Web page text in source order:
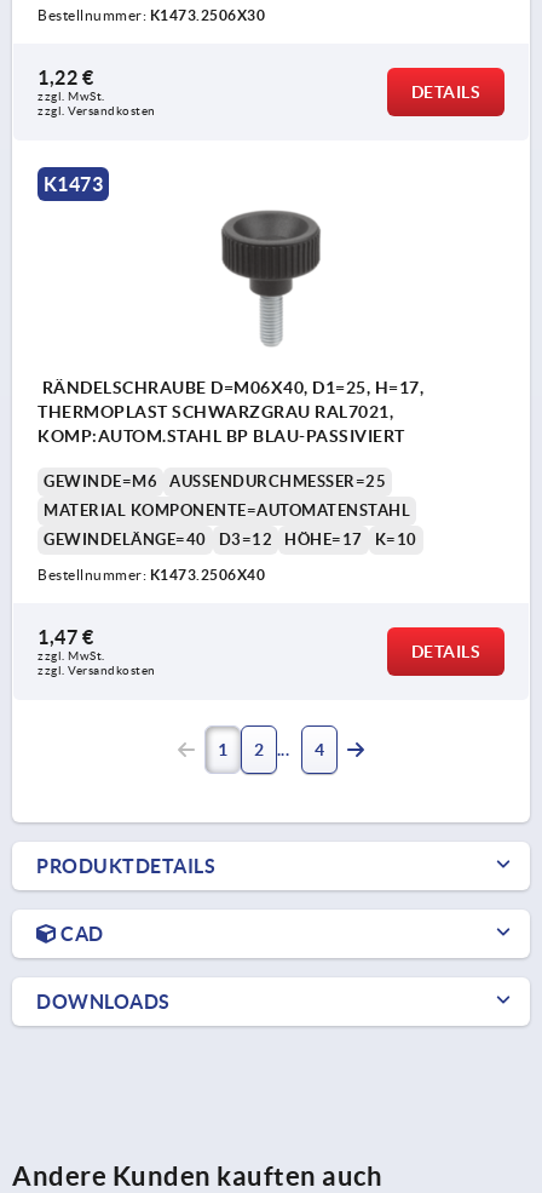
Bestellnummer: K1473.2506X30
1,22 €
zzgl. MwSt.
zzgl. Versandkosten
DETAILS
K1473
RÄNDELSCHRAUBE D=M06X40, D1=25, H=17,
THERMOPLAST SCHWARZGRAU RAL7021,
KOMP:AUTOM.STAHL BP BLAU-PASSIVIERT
GEWINDE=M6
AUSSENDURCHMESSER=25
MATERIAL KOMPONENTE=AUTOMATENSTAHL
GEWINDELÄNGE=40
D3=12 HÖHE=17 K=10
Bestellnummer: K1473.2506X40
1,47 €
zzgl. MwSt.
zzgl. Versandkosten
DETAILS
1 2 4
PRODUKTDETAILS
CAD
DOWNLOADS
Andere Kunden kauften auch